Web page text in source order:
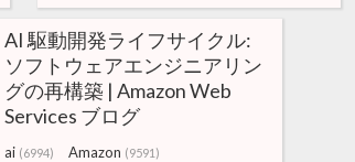
AI 駆動開発ライフサイクル:
ソフトウェアエンジニアリン
グの再構築 | Amazon Web
Services ブログ
ai (6994) Amazon (9591)